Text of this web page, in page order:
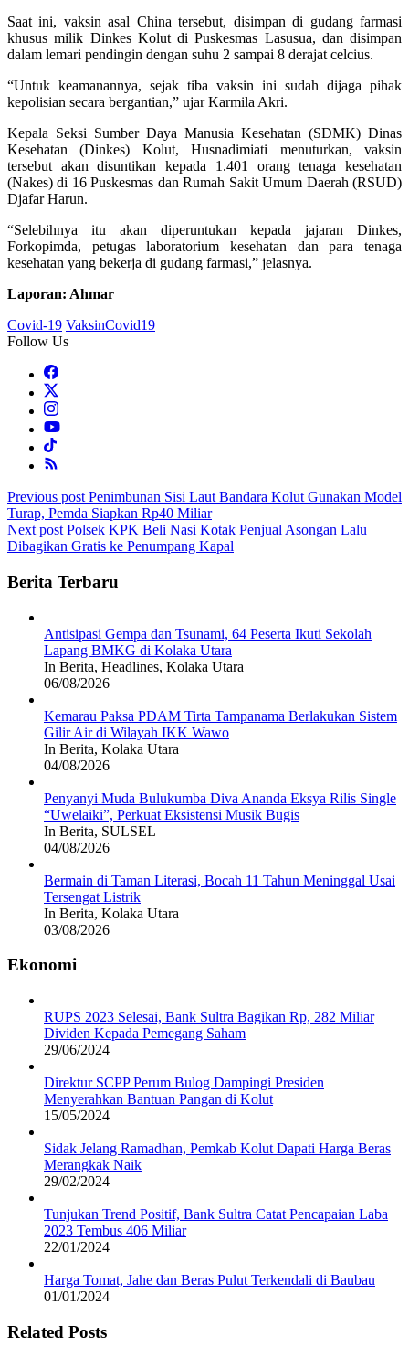
Saat ini, vaksin asal China tersebut, disimpan di gudang farmasi
khusus milik Dinkes Kolut di Puskesmas Lasusua, dan disimpan
dalam lemari pendingin dengan suhu 2 sampai 8 derajat celcius.
“Untuk keamanannya, sejak tiba vaksin ini sudah dijaga pihak
kepolisian secara bergantian,” ujar Karmila Akri.
Kepala Seksi Sumber Daya Manusia Kesehatan (SDMK) Dinas
Kesehatan (Dinkes) Kolut, Husnadimiati menuturkan, vaksin
tersebut akan disuntikan kepada 1.401 orang tenaga kesehatan
(Nakes) di 16 Puskesmas dan Rumah Sakit Umum Daerah (RSUD)
Djafar Harun.
“Selebihnya itu akan diperuntukan kepada jajaran Dinkes,
Forkopimda, petugas laboratorium kesehatan dan para tenaga
kesehatan yang bekerja di gudang farmasi,” jelasnya.
Laporan: Ahmar
Covid-19 VaksinCovid19
Follow Us
Post
navigation
Previous post Penimbunan Sisi Laut Bandara Kolut Gunakan Model
Turap, Pemda Siapkan Rp40 Miliar
Next post Polsek KPK Beli Nasi Kotak Penjual Asongan Lalu
Dibagikan Gratis ke Penumpang Kapal
Berita Terbaru
Antisipasi Gempa dan Tsunami, 64 Peserta Ikuti Sekolah
Lapang BMKG di Kolaka Utara
In Berita, Headlines, Kolaka Utara
06/08/2026
Kemarau Paksa PDAM Tirta Tampanama Berlakukan Sistem
Gilir Air di Wilayah IKK Wawo
In Berita, Kolaka Utara
04/08/2026
Penyanyi Muda Bulukumba Diva Ananda Eksya Rilis Single
“Uwelaiki”, Perkuat Eksistensi Musik Bugis
In Berita, SULSEL
04/08/2026
Bermain di Taman Literasi, Bocah 11 Tahun Meninggal Usai
Tersengat Listrik
In Berita, Kolaka Utara
03/08/2026
Ekonomi
RUPS 2023 Selesai, Bank Sultra Bagikan Rp, 282 Miliar
Dividen Kepada Pemegang Saham
29/06/2024
Direktur SCPP Perum Bulog Dampingi Presiden
Menyerahkan Bantuan Pangan di Kolut
15/05/2024
Sidak Jelang Ramadhan, Pemkab Kolut Dapati Harga Beras
Merangkak Naik
29/02/2024
Tunjukan Trend Positif, Bank Sultra Catat Pencapaian Laba
2023 Tembus 406 Miliar
22/01/2024
Harga Tomat, Jahe dan Beras Pulut Terkendali di Baubau
01/01/2024
Related Posts